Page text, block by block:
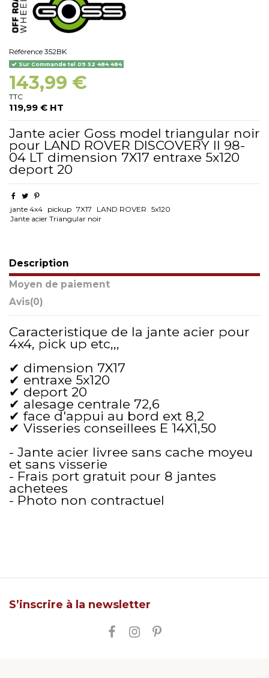
Référence 352BK
Sur Commande tel 09 52 484 484
143,99 €
TTC
119,99 € HT
Jante acier Goss model triangular noir
pour LAND ROVER DISCOVERY II 98-
04 LT dimension 7X17 entraxe 5x120
deport 20
jante 4x4 pickup 7X17 LAND ROVER 5x120
Jante acier Triangular noir
Description
Moyen de paiement
Avis(0)
Caracteristique de la jante acier pour
4x4, pick up etc,,,
✔ dimension 7X17
✔ entraxe 5x120
✔ deport 20
✔ alesage centrale 72,6
✔ face d'appui au bord ext 8,2
✔ Visseries conseillees E 14X1,50
- Jante acier livree sans cache moyeu
et sans visserie
- Frais port gratuit pour 8 jantes
achetees
- Photo non contractuel
S’inscrire à la newsletter